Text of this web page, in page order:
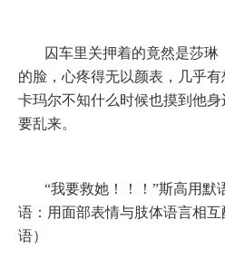
囚车里关押着的竟然是莎
的脸，心疼得无以颜表，几乎
卡玛尔不知什么时候也摸到他
要乱来。
“我要救她！！！”斯高用默
语：用面部表情与肢体语言相
语）